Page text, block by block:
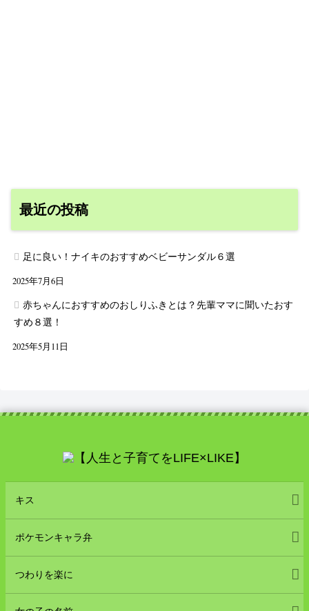
最近の投稿
足に良い！ナイキのおすすめベビーサンダル６選
2025年7月6日
赤ちゃんにおすすめのおしりふきとは？先輩ママに聞いたおす
すめ８選！
2025年5月11日
キス
ポケモンキャラ弁
つわりを楽に